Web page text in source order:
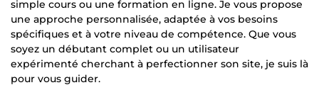
simple cours ou une formation en ligne. Je vous propose
une approche personnalisée, adaptée à vos besoins
spécifiques et à votre niveau de compétence. Que vous
soyez un débutant complet ou un utilisateur
expérimenté cherchant à perfectionner son site, je suis là
pour vous guider.